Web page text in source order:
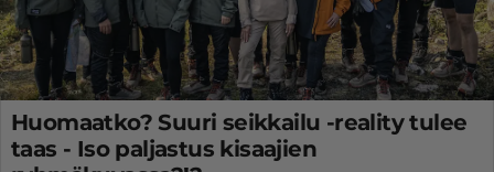
Huomaatko? Suuri seikkailu -reality tulee
taas - Iso paljastus kisaajien